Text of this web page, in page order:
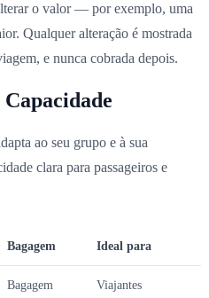
o valor — por exemplo, uma
Qualquer alteração é mostrada
e nunca cobrada depois.
Capacidade
ao seu grupo e à sua
clara para passageiros e
Bagagem Ideal para
Bagagem
Viajantes